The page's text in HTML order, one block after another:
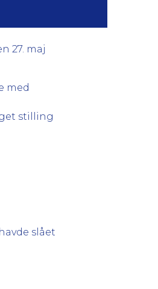
27. maj
med
stilling
slået